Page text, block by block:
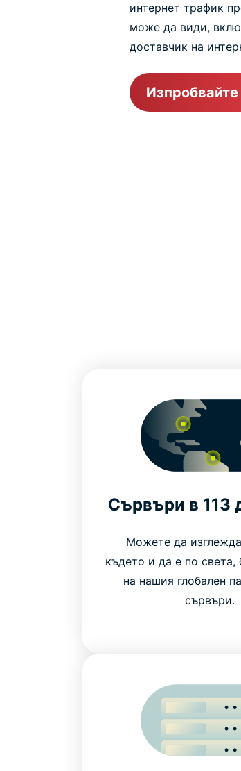
интернет трафик
може да види,
доставчик на
Сървъри в 113
Можете да
където и да е по света,
на нашия глобален
сървъри.